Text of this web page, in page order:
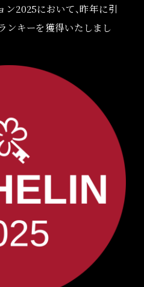
ン2025において、昨年に引
ンキーを獲得いたしまし